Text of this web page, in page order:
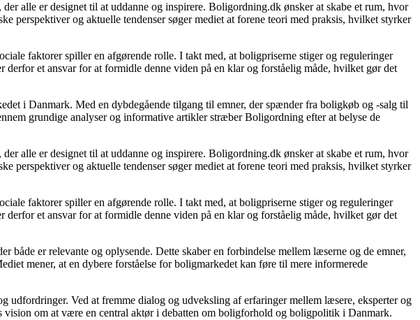
alle er designet til at uddanne og inspirere. Boligordning.dk ønsker at skabe et rum, hvor
og aktuelle tendenser søger mediet at forene teori med praksis, hvilket styrker
faktorer spiller en afgørende rolle. I takt med, at boligpriserne stiger og reguleringer
et ansvar for at formidle denne viden på en klar og forståelig måde, hvilket gør det
i Danmark. Med en dybdegående tilgang til emner, der spænder fra boligkøb og -salg til
grundige analyser og informative artikler stræber Boligordning efter at belyse de
alle er designet til at uddanne og inspirere. Boligordning.dk ønsker at skabe et rum, hvor
og aktuelle tendenser søger mediet at forene teori med praksis, hvilket styrker
faktorer spiller en afgørende rolle. I takt med, at boligpriserne stiger og reguleringer
et ansvar for at formidle denne viden på en klar og forståelig måde, hvilket gør det
er relevante og oplysende. Dette skaber en forbindelse mellem læserne og de emner,
mener, at en dybere forståelse for boligmarkedet kan føre til mere informerede
Ved at fremme dialog og udveksling af erfaringer mellem læsere, eksperter og
om at være en central aktør i debatten om boligforhold og boligpolitik i Danmark.